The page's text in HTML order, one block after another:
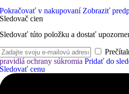
Pokračovať v nakupovaní Zobraziť
Sledovač cien
Sledovať túto položku a dostať
pravidlá ochrany súkromia Pridať do
Sledovať cenu